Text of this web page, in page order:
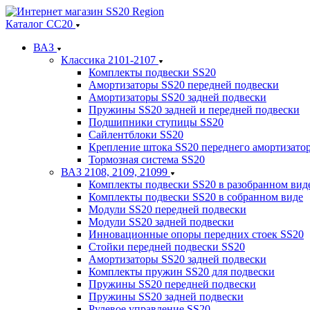
Каталог СС20
ВАЗ
Классика 2101-2107
Комплекты подвески SS20
Амортизаторы SS20 передней подвески
Амортизаторы SS20 задней подвески
Пружины SS20 задней и передней подвески
Подшипники ступицы SS20
Сайлентблоки SS20
Крепление штока SS20 переднего
Тормозная система SS20
ВАЗ 2108, 2109, 21099
Комплекты подвески SS20 в разобранном
Комплекты подвески SS20 в собранном виде
Модули SS20 передней подвески
Модули SS20 задней подвески
Инновационные опоры передних стоек SS20
Стойки передней подвески SS20
Амортизаторы SS20 задней подвески
Комплекты пружин SS20 для подвески
Пружины SS20 передней подвески
Пружины SS20 задней подвески